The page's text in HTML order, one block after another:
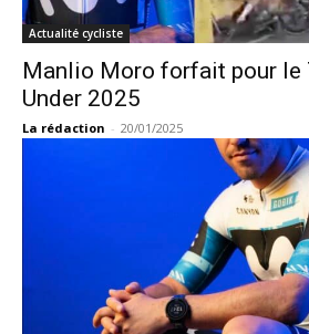
Actualité cycliste
Manlio Moro forfait pour le
Under 2025
La rédaction - 20/01/2025